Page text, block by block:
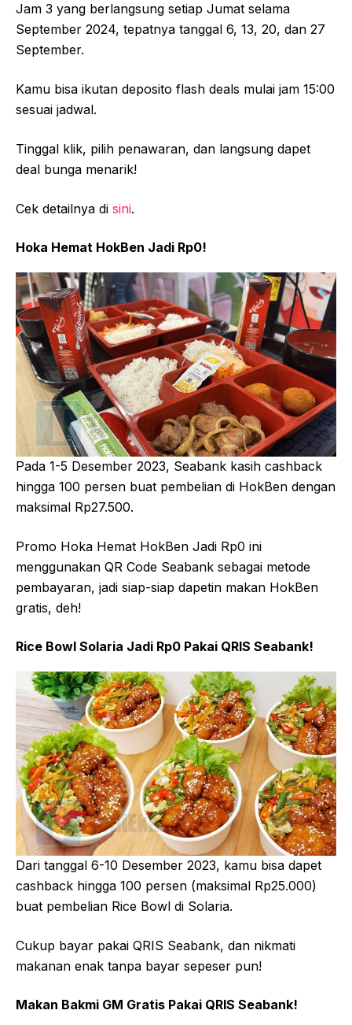
Jam 3 yang berlangsung setiap Jumat selama
September 2024, tepatnya tanggal 6, 13, 20, dan 27
September.
Kamu bisa ikutan deposito flash deals mulai jam 15:00
sesuai jadwal.
Tinggal klik, pilih penawaran, dan langsung dapet
deal bunga menarik!
Cek detailnya di sini.
Hoka Hemat HokBen Jadi Rp0!
Pada 1-5 Desember 2023, Seabank kasih cashback
hingga 100 persen buat pembelian di HokBen dengan
maksimal Rp27.500.
Promo Hoka Hemat HokBen Jadi Rp0 ini
menggunakan QR Code Seabank sebagai metode
pembayaran, jadi siap-siap dapetin makan HokBen
gratis, deh!
Rice Bowl Solaria Jadi Rp0 Pakai QRIS Seabank!
Dari tanggal 6-10 Desember 2023, kamu bisa dapet
cashback hingga 100 persen (maksimal Rp25.000)
buat pembelian Rice Bowl di Solaria.
Cukup bayar pakai QRIS Seabank, dan nikmati
makanan enak tanpa bayar sepeser pun!
Makan Bakmi GM Gratis Pakai QRIS Seabank!